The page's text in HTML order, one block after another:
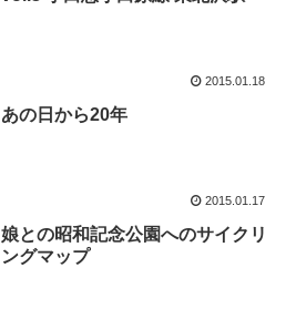
2015.01.18
あの日から20年
2015.01.17
娘との昭和記念公園へのサイクリ
ングマップ